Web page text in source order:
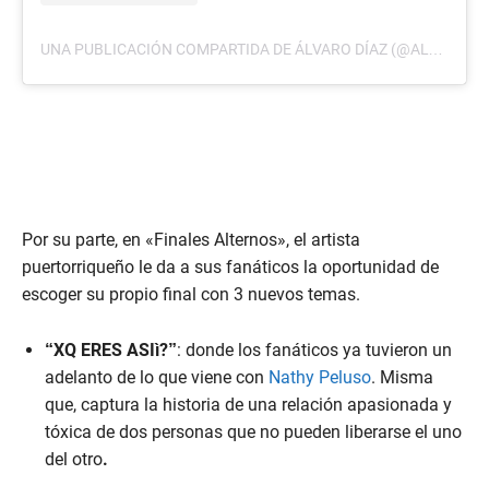
UNA PUBLICACIÓN COMPARTIDA DE ÁLVARO DÍAZ (@ALVARITODIAZ)
Por su parte, en «Finales Alternos», el artista
puertorriqueño le da a sus fanáticos la oportunidad de
escoger su propio final con 3 nuevos temas.
“XQ ERES ASIì?”: donde los fanáticos ya tuvieron un
adelanto de lo que viene con Nathy Peluso. Misma
que, captura la historia de una relación apasionada y
tóxica de dos personas que no pueden liberarse el uno
del otro.